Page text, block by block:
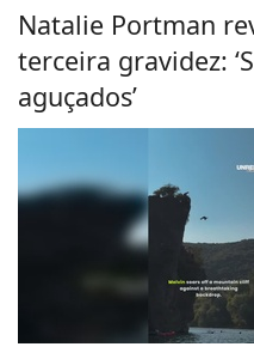
Natalie Portman
terceira gravidez:
aguçados’